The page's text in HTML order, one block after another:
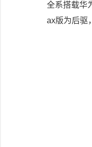
全系搭载华
ax版为后驱